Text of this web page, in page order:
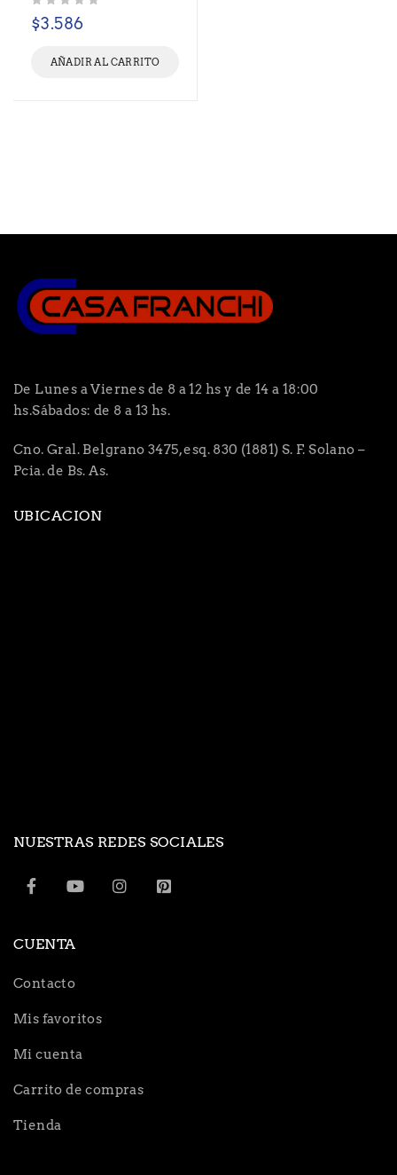
$3.586
AÑADIR AL CARRITO
De Lunes a Viernes de 8 a 12 hs y de 14 a 18:00
hs.Sábados: de 8 a 13 hs.
Cno. Gral. Belgrano 3475, esq. 830 (1881) S. F. Solano –
Pcia. de Bs. As.
UBICACION
NUESTRAS REDES SOCIALES
CUENTA
Contacto
Mis favoritos
Mi cuenta
Carrito de compras
Tienda